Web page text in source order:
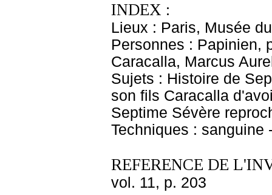
INDEX :
Lieux : Paris, Musée
Personnes : Papinien,
Caracalla, Marcus
Sujets : Histoire de
son fils Caracalla
Septime Sévère
Techniques : sanguine
REFERENCE DE
vol. 11, p. 203